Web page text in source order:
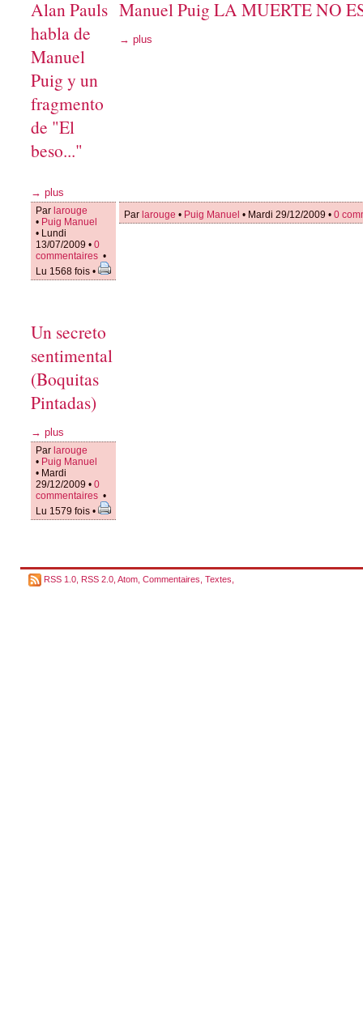
Alan Pauls
habla de
Manuel
Puig y un
fragmento
de "El
beso..."
→ plus
Manuel Puig LA MUERTE NO
→ plus
Par larouge
• Puig Manuel
• Lundi
13/07/2009 • 0
commentaires •
Lu 1568 fois •
Par larouge • Puig Manuel • Mardi 29/12/2009 • 0
Un secreto
sentimental
(Boquitas
Pintadas)
→ plus
Par larouge
• Puig Manuel
• Mardi
29/12/2009 • 0
commentaires •
Lu 1579 fois •
RSS 1.0 RSS 2.0 Atom Commentaires Textes